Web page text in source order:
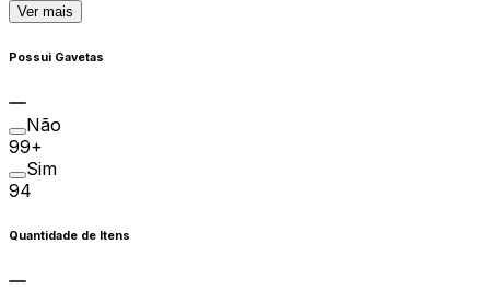
Ver mais
Possui Gavetas
Não
99+
Sim
94
Quantidade de Itens